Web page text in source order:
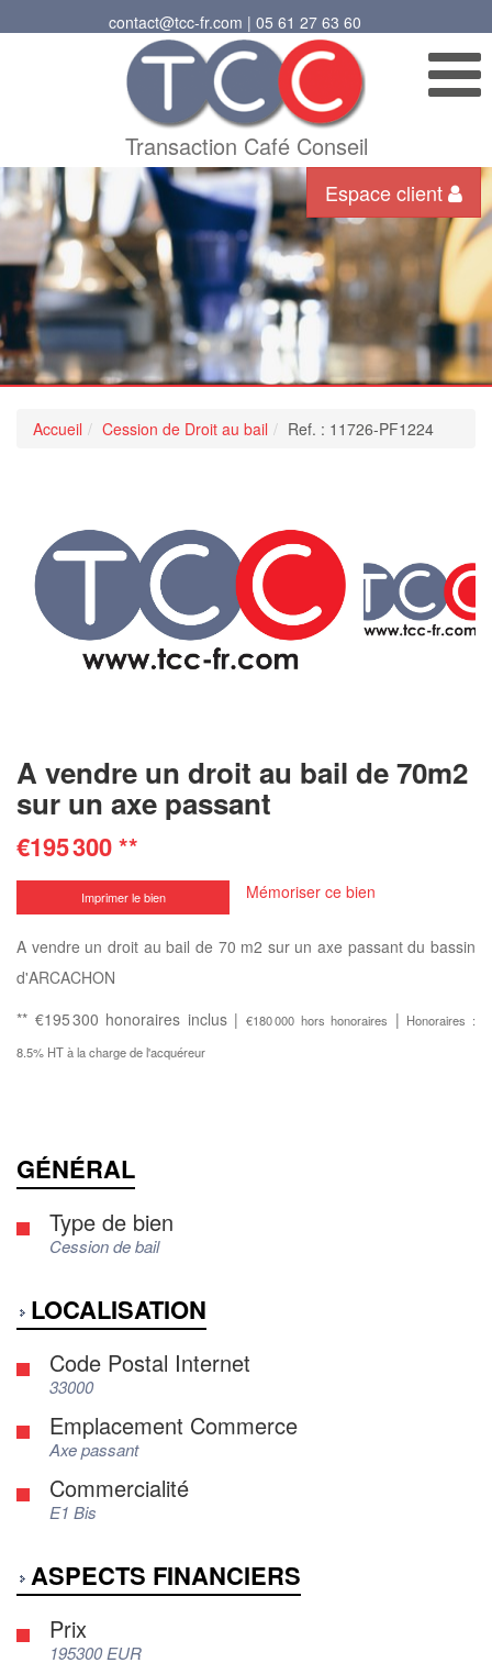
contact@tcc-fr.com | 05 61 27 63 60
Transaction Café Conseil
Espace client
Accueil Cession de Droit au bail Ref. : 11726-PF1224
A vendre un droit au bail de 70m2
sur un axe passant
€195 300**
Imprimer le bien Mémoriser ce bien
A vendre un droit au bail de 70 m2 sur un axe passant du bassin
d'ARCACHON
** €195 300 honoraires inclus |€180 000 hors honoraires | Honoraires :
8.5% HT à la charge de l'acquéreur
GÉNÉRAL
Type de bien
Cession de bail
LOCALISATION
Code Postal Internet
33000
Emplacement Commerce
Axe passant
Commercialité
E1 Bis
ASPECTS FINANCIERS
Prix
195300 EUR